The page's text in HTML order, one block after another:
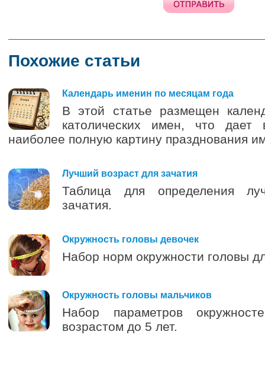
Похожие статьи
Календарь именин по месяцам года
В этой статье размещен
католических имен, что дает
наиболее полную картину празднования
Лучший возраст для зачатия
Таблица для определения
зачатия.
Окружность головы девочек
Набор норм окружности головы
Окружность головы мальчиков
Набор параметров
возрастом до 5 лет.